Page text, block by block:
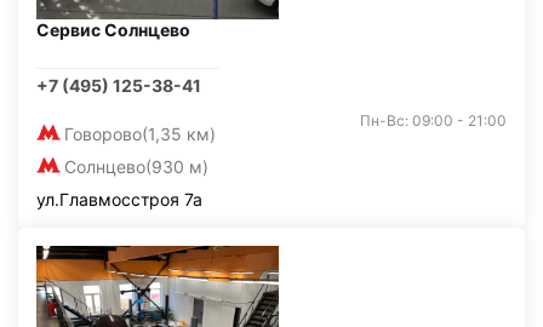
Сервис Солнцево
+7 (495) 125-38-41
Говорово(1,35 км)
Солнцево(930 м)
Пн-Вс: 09:00 - 21:00
ул.Главмосстроя 7а